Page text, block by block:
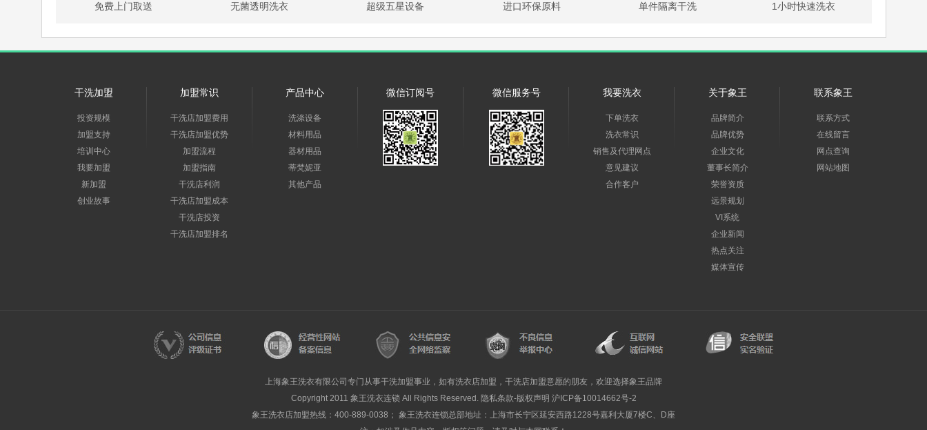
免费上门取送 无菌透明洗衣 超级五星设备 进口环保原料 单件隔离干洗 1小时快速洗衣
干洗加盟
投资规模
加盟支持
培训中心
我要加盟
新加盟
创业故事
加盟常识
干洗店加盟费用
干洗店加盟优势
加盟流程
加盟指南
干洗店利润
干洗店加盟成本
干洗店投资
干洗店加盟排名
产品中心
洗涤设备
材料用品
器材用品
蒂梵妮亚
其他产品
微信订阅号 微信服务号 我要洗衣
下单洗衣
洗衣常识
销售及代理网点
意见建议
合作客户
关于象王
品牌简介
品牌优势
企业文化
董事长简介
荣誉资质
远景规划
VI系统
企业新闻
热点关注
媒体宣传
联系象王
联系方式
在线留言
网点查询
网站地图
上海象王洗衣有限公司专门从事干洗加盟事业，如有洗衣店加盟，干洗店加盟意愿的朋友，欢迎选择象王品牌
Copyright 2011 象王洗衣连锁 All Rights Reserved. 隐私条款-版权声明 沪ICP备10014662号-2
象王洗衣店加盟热线：400-889-0038； 象王洗衣连锁总部地址：上海市长宁区延安西路1228号嘉利大厦7楼C、D座